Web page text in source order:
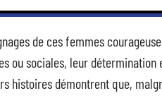
de ces femmes
ou sociales, leur
histoires démontrent que,